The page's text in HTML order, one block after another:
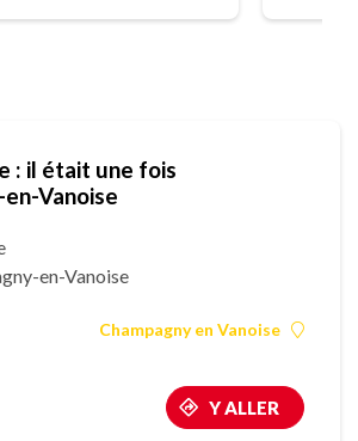
: il était une fois
Vanoise
en-Vanoise
Champagny en Vanoise
Y ALLER